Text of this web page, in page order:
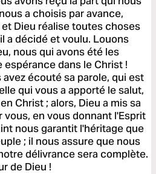
a choisis par avance,
Dieu réalise toutes choses
a décidé et voulu. Louons
nous qui avons été les
dans le Christ !
écouté sa parole, qui est
qui vous a apporté le salut,
Christ ; alors, Dieu a mis sa
en vous donnant l'Esprit
nous garantit l'héritage que
; il nous assure que nous
délivrance sera complète.
de Dieu !